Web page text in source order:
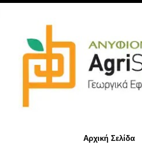
Αρχική Σελίδα